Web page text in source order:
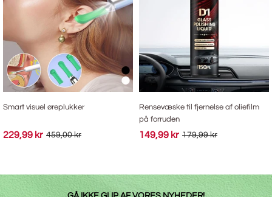
Smart visuel øreplukker
229,99 kr 459,00 kr
Rensevæske til fjernelse af oliefilm
på forruden
149,99 kr 179,99 kr